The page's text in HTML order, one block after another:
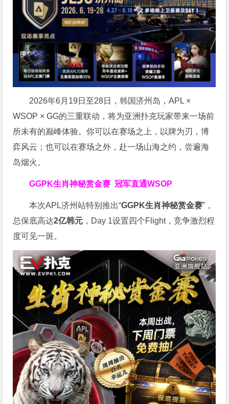
2026年6月19日至28日，韩国济州岛，APL ×
WSOP × GG的三重联动，将为亚洲扑克玩家带来一场前
所未有的巅峰体验。你可以在赛场之上，以牌为刃，博
弈风云；也可以在赛场之外，赴一场山海之约，尝遍海
岛烟火。
GGPK生肖神秘赏金赛冠军直通WSOP
本次APL济州站特别推出“GGPK生肖神秘赏金赛”，
总保底高达2亿韩元 ，Day 1设置四个Flight，竞争激烈程
度可见一斑。